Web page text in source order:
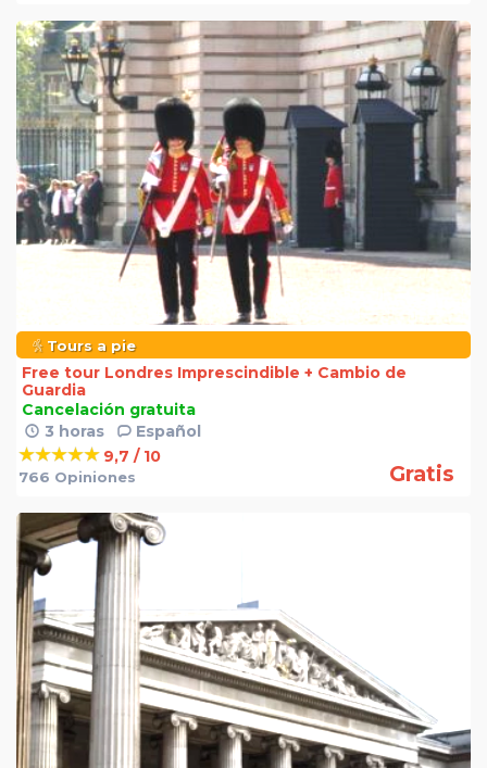
Tours a pie
Free tour Londres Imprescindible + Cambio de
Guardia
Cancelación gratuita
3 horas
Español
9,7 / 10
766 Opiniones Gratis